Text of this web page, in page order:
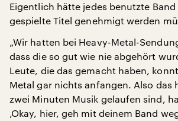
Eigentlich hätte jedes benutzte
gespielte Titel genehmigt werden
„Wir hatten bei Heavy-Metal-
dass die so gut wie nie abgehört
Leute, die das gemacht haben,
Metal gar nichts anfangen. Also das
zwei Minuten Musik gelaufen sind,
‚Okay, hier, geh mit deinem Band